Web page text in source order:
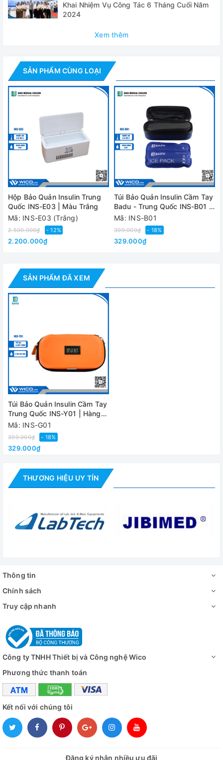
- Hướng dẫn sử dụng túi bảo quản
Vật liệu cấu tạo Da PU/EVA, xốp PE Foam, nhựa PVC
Kích thước 21x12x6cm
Kích thước gel 19x8cm
Trọng lượng túi 150g
Khai Nhiệm Vụ Công Tác 6 Tháng Cuối Năm
2024
Xem thêm
SẢN PHẨM CÙNG LOẠI
Hộp Bảo Quản Insulin Trung
Quốc INS-E03 | Màu Trắng
Mã: INS-E03 (Trắng)
2.500.000₫ - 12%
2.200.000₫
Túi Bảo Quản Insulin Cầm Tay
Badu - Trung Quốc INS-B01 |
Xanh dương đậm
Mã: INS-B01
399.000₫ - 18%
329.000₫
SẢN PHẨM ĐÃ XEM
Túi Bảo Quản Insulin Cầm Tay
Trung Quốc INS-Y01 | Hàng
Có Sẵn
Mã: INS-G01
399.000₫ - 18%
329.000₫
THƯƠNG HIỆU UY TÍN
Thông tin
Chính sách
Truy cập nhanh
Công ty TNHH Thiết bị và Công nghệ Wico
Phương thức thanh toán
Kết nối với chúng tôi
Đăng ký nhận nhiều ưu đãi